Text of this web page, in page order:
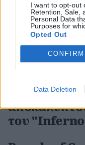
I want to opt-out
Retention, Sale,
Personal Data
Purposes for
Opted Out
CONFIRM
Data Deletion
Οι Boards
με το νέο
από 13
Οι Boards
του